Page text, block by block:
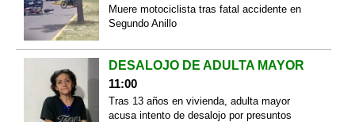
Muere motociclista tras fatal accidente en
Segundo Anillo
DESALOJO DE ADULTA MAYOR
11:00
Tras 13 años en vivienda, adulta mayor
acusa intento de desalojo por presuntos